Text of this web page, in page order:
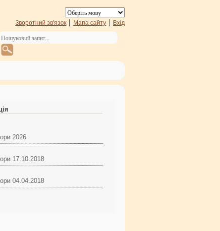
Зворотний зв'язок Мапа сайту Вхід
2026
17.10.2018
04.04.2018